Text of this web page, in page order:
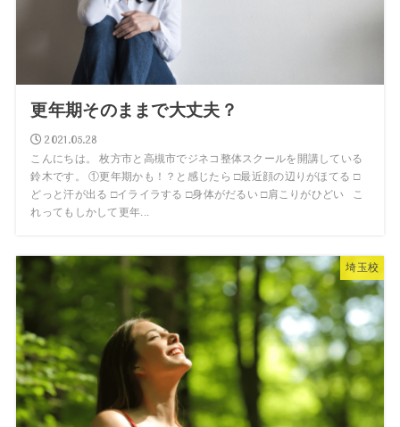
更年期そのままで大丈夫？
2021.05.28
こんにちは。 枚方市と高槻市でジネコ整体スクールを開講している
鈴木です。 ①更年期かも！？と感じたら □最近顔の辺りがほてる □
どっと汗が出る □イライラする □身体がだるい □肩こりがひどい こ
れってもしかして更年...
埼玉校